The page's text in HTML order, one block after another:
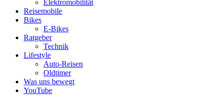
Elektromobilität
Reisemobile
Bikes
E-Bikes
Ratgeber
Technik
Lifestyle
Auto-Reisen
Oldtimer
Was uns bewegt
YouTube